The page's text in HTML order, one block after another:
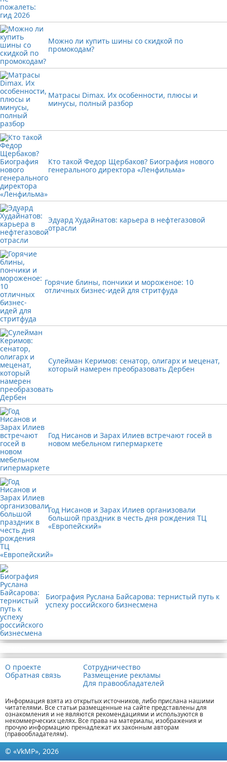
Можно ли купить шины со скидкой по
промокодам?
Матрасы Dimax. Их особенности, плюсы и
минусы, полный разбор
Кто такой Федор Щербаков? Биография нового
генерального директора «Ленфильма»
Эдуард Худайнатов: карьера в нефтегазовой
отрасли
Горячие блины, пончики и мороженое: 10
отличных бизнес-идей для стритфуда
Сулейман Керимов: сенатор, олигарх и меценат,
который намерен преобразовать Дербен
Год Нисанов и Зарах Илиев встречают госей в
новом мебельном гипермаркете
Год Нисанов и Зарах Илиев организовали
большой праздник в честь дня рождения ТЦ
«Европейский»
Биография Руслана Байсарова: тернистый путь к
успеху российского бизнесмена
О проекте
Обратная связь
Сотрудничество
Размещение рекламы
Для правообладателей
Информация взята из открытых источников, либо прислана нашими
читателями. Все статьи размещенные на сайте представлены для
ознакомления и не являются рекомендациями и используются в
некоммерческих целях. Все права на материалы, изображения и
прочую информацию пренадлежат их законным авторам
(правообладателям).
© «VkMP», 2026